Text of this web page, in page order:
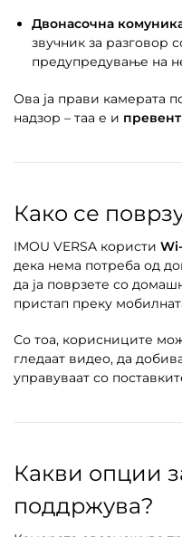
Двонасочна
звучник за разговор
предупредување на
Ова ја прави камерата
надзор – таа е и
Како се
IMOU VERSA користи
дека нема потреба од
да ја поврзете со
пристап преку
Со тоа, корисниците
гледаат видео, да
управуваат со
Какви опции
поддржува?